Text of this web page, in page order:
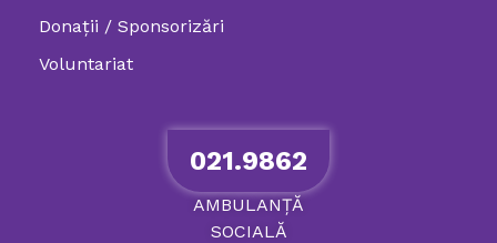
Donații / Sponsorizări
Voluntariat
021.9862
AMBULANȚĂ
SOCIALĂ